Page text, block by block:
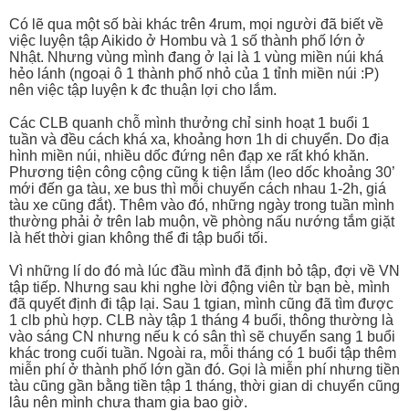
Có lẽ qua một số bài khác trên 4rum, mọi người đã biết về
việc luyện tập Aikido ở Hombu và 1 số thành phố lớn ở
Nhật. Nhưng vùng mình đang ở lại là 1 vùng miền núi khá
hẻo lánh (ngoại ô 1 thành phố nhỏ của 1 tỉnh miền núi :P)
nên việc tập luyện k đc thuận lợi cho lắm.
Các CLB quanh chỗ mình thưởng chỉ sinh hoạt 1 buổi 1
tuần và đều cách khá xa, khoảng hơn 1h di chuyển. Do địa
hình miền núi, nhiều dốc đứng nên đạp xe rất khó khăn.
Phương tiện công cộng cũng k tiện lắm (leo dốc khoảng 30’
mới đến ga tàu, xe bus thì mỗi chuyến cách nhau 1-2h, giá
tàu xe cũng đắt). Thêm vào đó, những ngày trong tuần mình
thường phải ở trên lab muộn, về phòng nấu nướng tắm giặt
là hết thời gian không thể đi tập buổi tối.
Vì những lí do đó mà lúc đầu mình đã định bỏ tập, đợi về VN
tập tiếp. Nhưng sau khi nghe lời động viên từ bạn bè, mình
đã quyết định đi tập lại. Sau 1 tgian, mình cũng đã tìm được
1 clb phù hợp. CLB này tập 1 tháng 4 buổi, thông thường là
vào sáng CN nhưng nếu k có sân thì sẽ chuyển sang 1 buổi
khác trong cuối tuần. Ngoài ra, mỗi tháng có 1 buổi tập thêm
miễn phí ở thành phố lớn gần đó. Gọi là miễn phí nhưng tiền
tàu cũng gần bằng tiền tập 1 tháng, thời gian di chuyển cũng
lâu nên mình chưa tham gia bao giờ.